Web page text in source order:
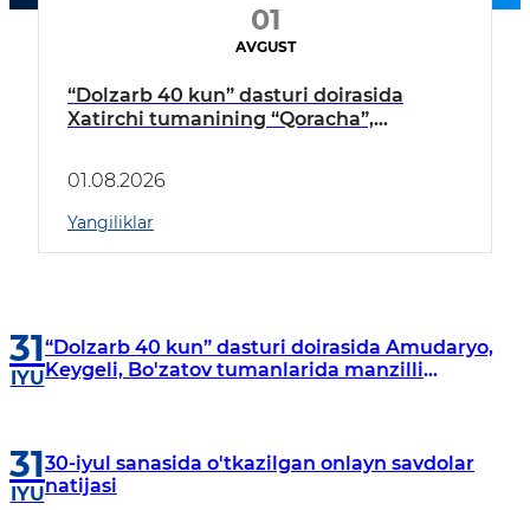
01
AVGUST
“Dolzarb 40 kun” dasturi doirasida
Xatirchi tumanining “Qoracha”,
borildi
01.08.2026
Yangiliklar
31
IYU
“Dolzarb 40 kun” dasturi doirasida Amudaryo,
Keygeli, Bo'zatov tumanlarida manzilli
31
IYU
30-iyul sanasida o'tkazilgan onlayn savdolar
natijasi